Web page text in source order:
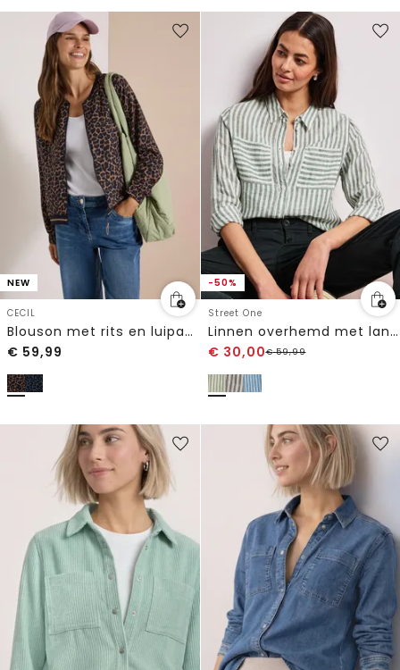
NEW
CECIL
Blouson met rits en luipaardprint
€ 59,99
-50%
Street One
Linnen overhemd met lange mouwen
€ 30,00€59,99